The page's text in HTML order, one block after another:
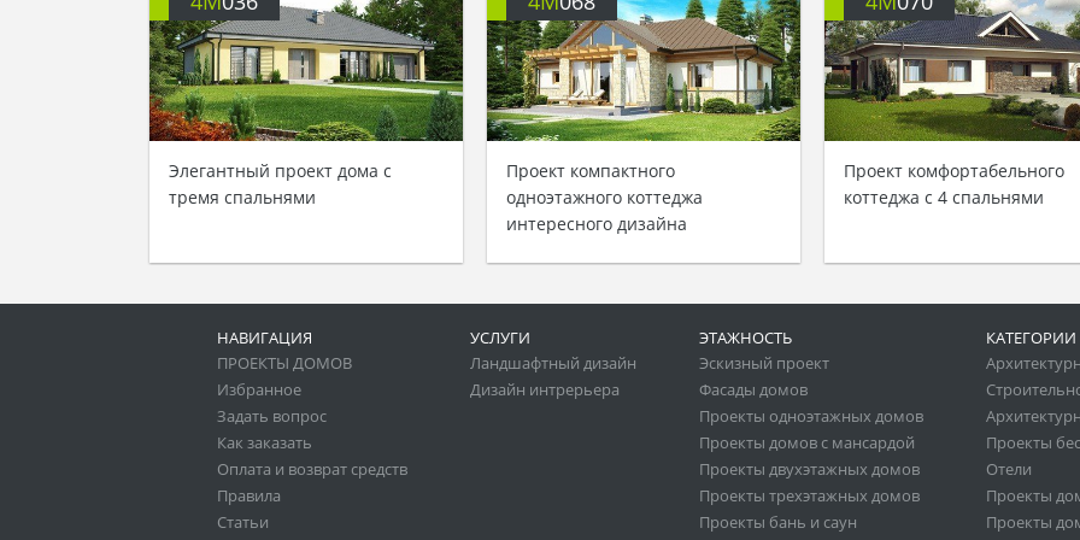
Элегантный проект дома с
тремя спальнями
Проект компактного
одноэтажного коттеджа
интересного дизайна
Проект комфортабельного
коттеджа с 4 спальнями
НАВИГАЦИЯ
ПРОЕКТЫ ДОМОВ
Избранное
Задать вопрос
Как заказать
Оплата и возврат средств
Правила
Статьи
УСЛУГИ
Ландшафтный дизайн
Дизайн интрерьера
ЭТАЖНОСТЬ
Эскизный проект
Фасады домов
Проекты одноэтажных домов
Проекты домов с мансардой
Проекты двухэтажных домов
Проекты трехэтажных домов
Проекты бань и саун
КАТЕГОРИИ
Проекты
Отели
Проекты
Проекты